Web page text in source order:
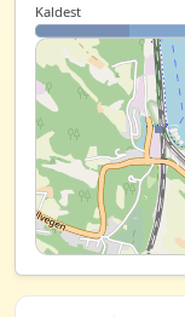
Kaldest